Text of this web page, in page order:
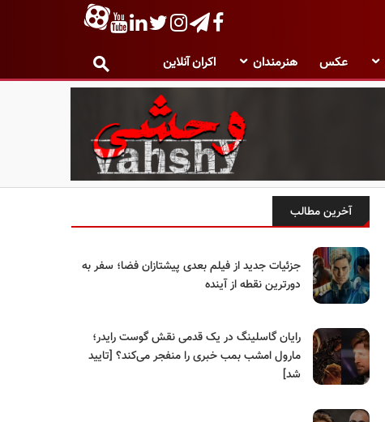
عکس هنرمندان اکران آنلاین
آخرین مطالب
جزئیات جدید از فیلم بعدی پیشتازان فضا؛ سفر به
دورترین نقطه از آینده
رایان گاسلینگ در یک قدمی نقش گوست رایدر؛
مارول امشب بمب خبری را منفجر می‌کند؟ [تایید
شد]